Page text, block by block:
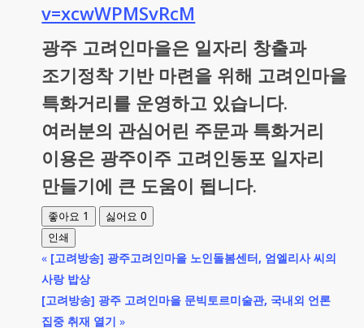
v=xcwWPMSvRcM
광주 고려인마을은 일자리 창출과
조기정착 기반 마련을 위해 고려인마을
특화거리를 운영하고 있습니다.
여러분의 관심어린 주문과 특화거리
이용은 광주이주 고려인동포 일자리
만들기에 큰 도움이 됩니다.
좋아요 1 싫어요0
인쇄
« [고려방송] 광주고려인마을 노인돌봄센터, 엄엘리사 씨의
사랑 밥상
[고려방송] 광주 고려인마을 문빅토르미술관, 국내외 언론
집중 취재 열기 »